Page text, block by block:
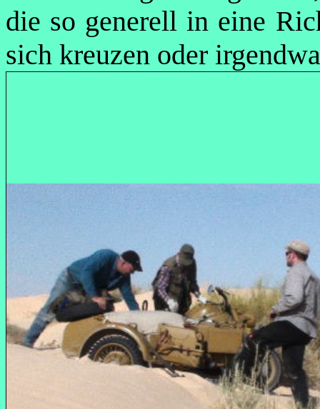
die so generell in eine
sich kreuzen oder